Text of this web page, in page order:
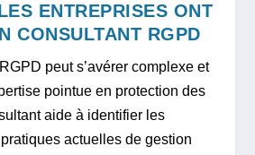
ENTREPRISES ONT
CONSULTANT RGPD
peut s’avérer complexe et
pointue en protection des
aide à identifier les
actuelles de gestion